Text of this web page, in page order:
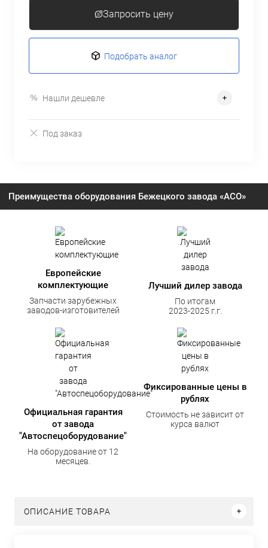
Запросить цену
Подобрать аналог
Нашли дешевле
Под заказ
Преимущества оборудования Бежецкого завода «АСО»
Европейские
комплектующие
Запчасти зарубежных
заводов-изготовителей
Лучший дилер завода
По итогам
2023-2025 г.г.
Официальная гарантия
от завода
"Автоспецоборудование"
На оборудование от 12
месяцев.
Фиксированные цены в
рублях
Стоимость не зависит от
курса валют
ОПИСАНИЕ ТОВАРА